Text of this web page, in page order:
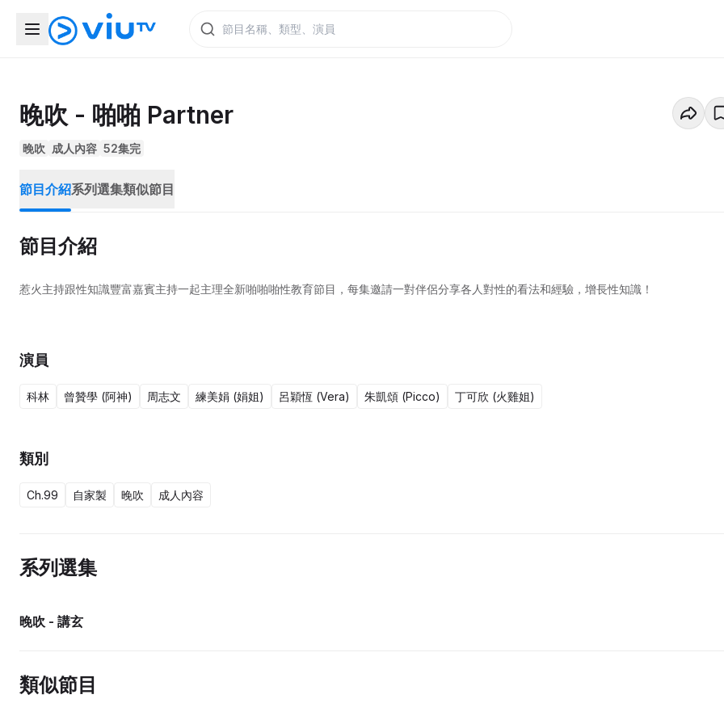
晚吹 - 啪啪 Partner
晚吹 成人內容 52集完
節目介紹系列選集類似節目
節目介紹
惹火主持跟性知識豐富嘉賓主持一起主理全新啪啪啪性教育節目，每集邀請一對伴侶分享各人對性的看法和經驗，增長性知識！
演員
科林 曾贊學 (阿神) 周志文 練美娟 (娟姐) 呂穎恆 (Vera) 朱凱頌 (Picco) 丁可欣 (火雞姐)
類別
Ch.99 自家製 晚吹 成人內容
系列選集
晚吹 - 講玄
類似節目